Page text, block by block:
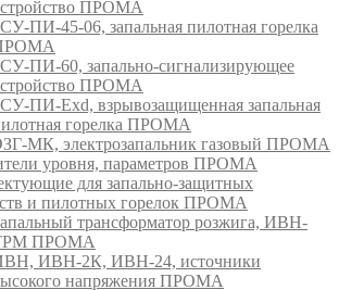
ПРОМА
ПИ-45-06, запальная пилотная горелка
ПИ-60, запально-сигнализирующее
ПРОМА
ПИ-Exd, взрывозащищенная запальная
горелка ПРОМА
МК, электрозапальник газовый ПРОМА
уровня, параметров ПРОМА
для запально-защитных
и пилотных горелок ПРОМА
трансформатор розжига, ИВН-
ПРОМА
ИВН-2К, ИВН-24, источники
напряжения ПРОМА